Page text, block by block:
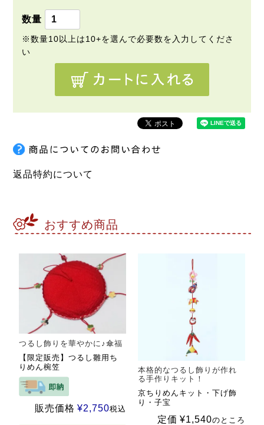
返品特約について
おすすめ商品
つるし飾りを華やかに♪傘福
【限定販売】つるし雛用ち
りめん椀笠
販売価格 ¥2,750税込
本格的なつるし飾りが作れ
る手作りキット！
京ちりめんキット・下げ飾
り・子宝
定価 ¥1,540のところ